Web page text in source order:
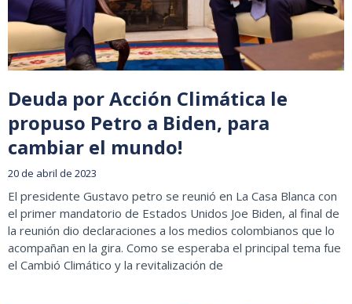
Deuda por Acción Climática le
propuso Petro a Biden, para
cambiar el mundo!
20 de abril de 2023
El presidente Gustavo petro se reunió en La Casa Blanca con
el primer mandatorio de Estados Unidos Joe Biden, al final de
la reunión dio declaraciones a los medios colombianos que lo
acompañan en la gira. Como se esperaba el principal tema fue
el Cambió Climático y la revitalización de